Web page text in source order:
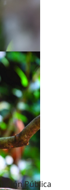
Pública